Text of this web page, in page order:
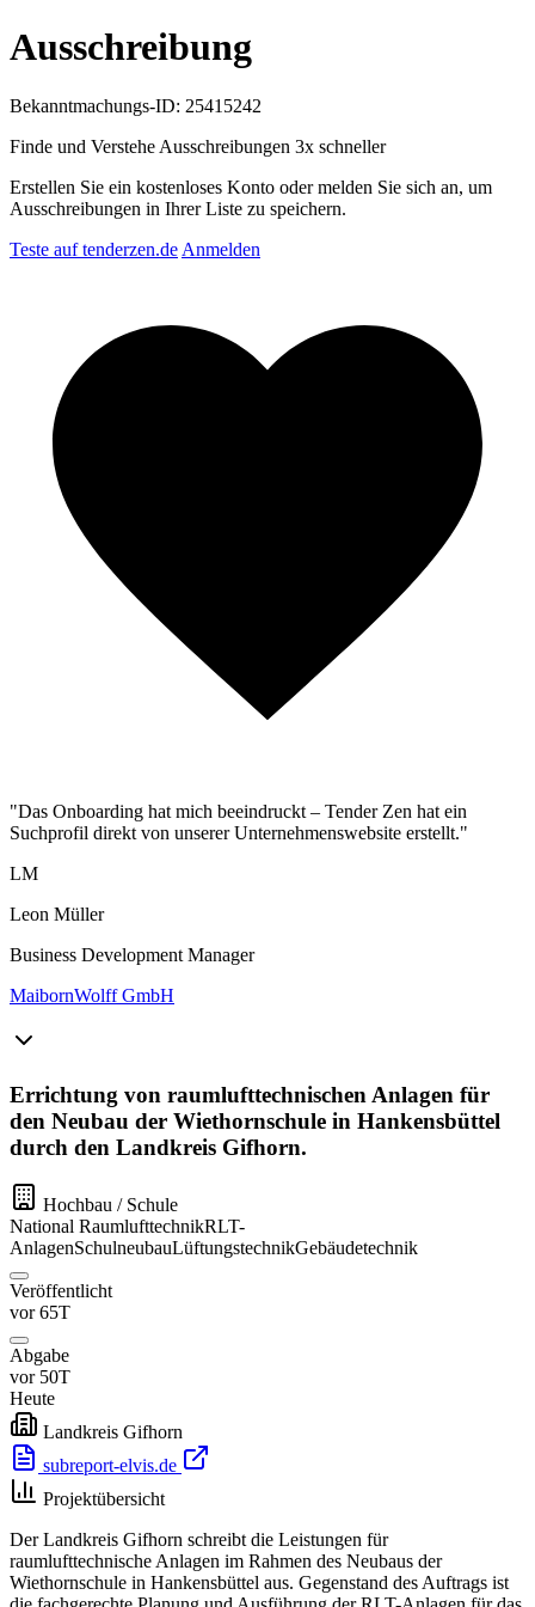
Ausschreibung
Bekanntmachungs-ID: 25415242
Finde und Verstehe Ausschreibungen 3x schneller
Erstellen Sie ein kostenloses Konto oder melden Sie sich an, um
Ausschreibungen in Ihrer Liste zu speichern.
Teste auf tenderzen.de Anmelden
"Das Onboarding hat mich beeindruckt – Tender Zen hat ein
Suchprofil direkt von unserer Unternehmenswebsite erstellt."
LM
Leon Müller
Business Development Manager
MaibornWolff GmbH
Errichtung von raumlufttechnischen Anlagen für
den Neubau der Wiethornschule in Hankensbüttel
durch den Landkreis Gifhorn.
Hochbau / Schule
National RaumlufttechnikRLT-
AnlagenSchulneubauLüftungstechnikGebäudetechnik
Veröffentlicht
vor 65T
Abgabe
vor 50T
Heute
Landkreis Gifhorn
subreport-elvis.de
Projektübersicht
Der Landkreis Gifhorn schreibt die Leistungen für
raumlufttechnische Anlagen im Rahmen des Neubaus der
Wiethornschule in Hankensbüttel aus. Gegenstand des Auftrags ist